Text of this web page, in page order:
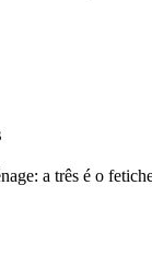
a três é o